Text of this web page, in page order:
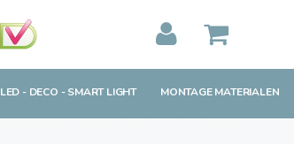
LED - DECO - SMART LIGHT MONTAGE MATERIALEN